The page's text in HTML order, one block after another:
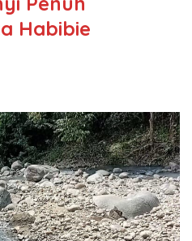
Habibie